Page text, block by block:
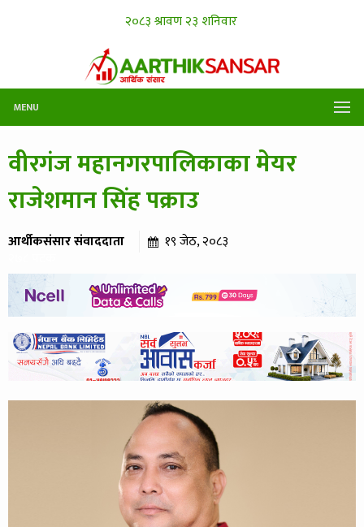
MENU
वीरगंज महानगरपालिकाका मेयर
राजेशमान सिंह पक्राउ
आर्थीकसंसार संवाददाता १९ जेठ, २०८३